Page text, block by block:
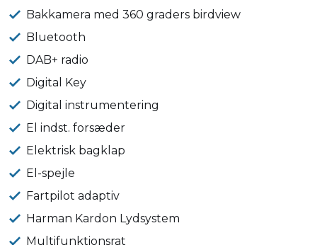
Bakkamera med 360 graders birdview
Bluetooth
DAB+ radio
Digital Key
Digital instrumentering
El indst. forsæder
Elektrisk bagklap
El-spejle
Fartpilot adaptiv
Harman Kardon Lydsystem
Multifunktionsrat